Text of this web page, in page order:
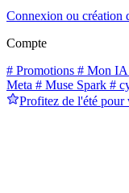
Connexion ou création
Compte
# Promotions # Mon IA
Meta # Muse Spark #
Profitez de l'été